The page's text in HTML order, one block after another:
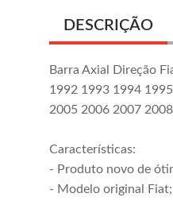
DESCRIÇÃO
Barra Axial Direção
1992 1993 1994
2005 2006 2007
Características:
- Produto novo de
- Modelo original Fiat;